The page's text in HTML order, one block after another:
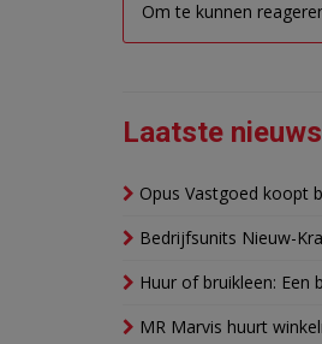
Om te kunnen
Laatste nieuws
Opus Vastgoed koopt
Bedrijfsunits Nieuw-
Huur of bruikleen: Een
MR Marvis huurt